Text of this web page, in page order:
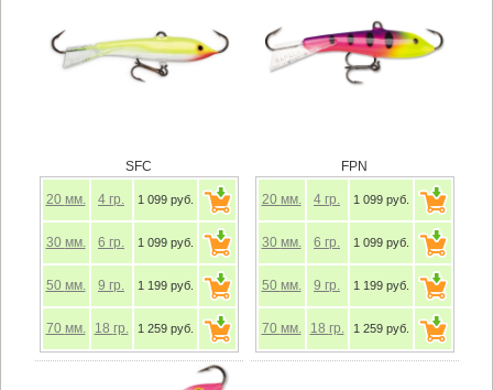
SFC
20 мм. 4 гр. 1 099 руб.
30 мм. 6 гр. 1 099 руб.
50 мм. 9 гр. 1 199 руб.
70 мм. 18 гр. 1 259 руб.
FPN
20 мм. 4 гр. 1 099 руб.
30 мм. 6 гр. 1 099 руб.
50 мм. 9 гр. 1 199 руб.
70 мм. 18 гр. 1 259 руб.